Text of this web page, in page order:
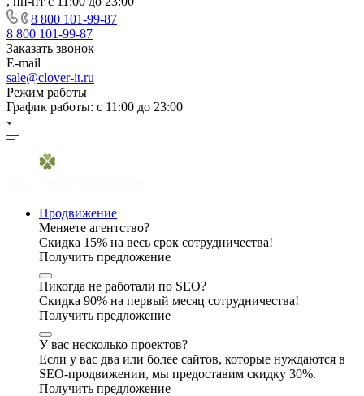
8 800 101-99-87
8 800 101-99-87
Заказать звонок
E-mail
sale@clover-it.ru
Режим работы
График работы: с 11:00 до 23:00
Продвижение
Меняете агентство?
Скидка 15% на весь срок сотрудничества!
Получить предложение
Никогда не работали по SEO?
Скидка 90% на первый месяц сотрудничества!
Получить предложение
У вас несколько проектов?
Если у вас два или более сайтов, которые нуждаются в
SEO-продвижении, мы предоставим скидку 30%.
Получить предложение